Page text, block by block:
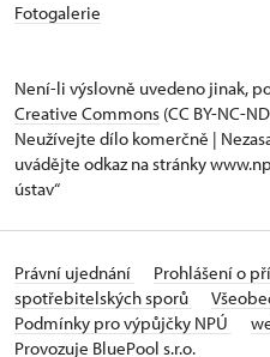
Fotogalerie
Není-li výslovně uvedeno jinak,
Creative Commons (CC BY-NC-
Neužívejte dílo komerčně |
uvádějte odkaz na stránky
ústav“
Právní ujednání Prohlášení o
spotřebitelských sporů
Podmínky pro výpůjčky NPÚ
Provozuje BluePool s.r.o.